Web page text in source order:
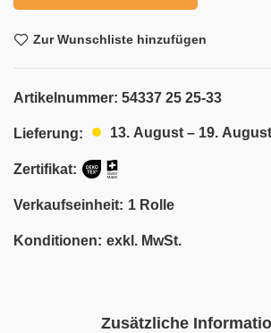
Zur Wunschliste hinzufügen
Artikelnummer: 54337 25 25-33
Lieferung: 13. August – 19. August
Zertifikat:
Verkaufseinheit: 1 Rolle
Konditionen: exkl. MwSt.
Zusätzliche